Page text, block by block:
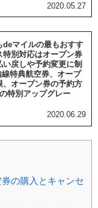
2020.05.27
deマイルの最もおすす
別対応はオープン券
戻しや予約変更に制
特典航空券、オープ
、オープン券の予約方
特別アップグレー
2020.06.29
の購入とキャンセ